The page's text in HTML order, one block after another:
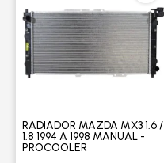
RADIADOR MAZDA MX3 1.6 /
1.8 1994 A 1998 MANUAL -
PROCOOLER